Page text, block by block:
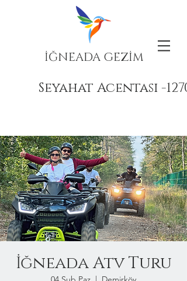
İĞNEADA GEZİM
Seyahat Acentası -
İğneada Atv Turu